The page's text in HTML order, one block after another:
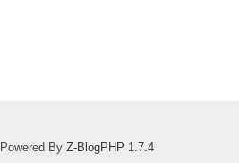
Powered By Z-BlogPHP 1.7.4